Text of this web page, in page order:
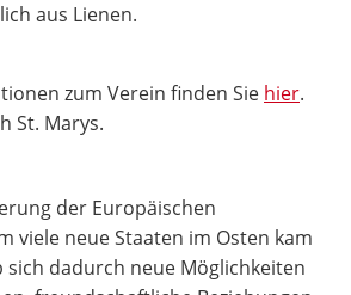
aus Lienen.
zum Verein finden Sie hier.
St. Marys.
der Europäischen
viele neue Staaten im Osten kam
sich dadurch neue Möglichkeiten